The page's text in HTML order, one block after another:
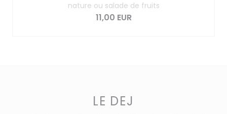
nature ou salade de fruits
11,00 EUR
LE DEJ